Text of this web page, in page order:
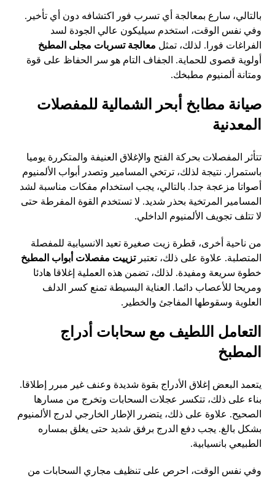
بالتالي، سارع بمعالجة أي تسرب فور اكتشافه دون أي تأخير.
وفي نفس الوقت، استخدم سيليكون عالي الجودة لسد
الفراغات فورا. لذلك، تمثل معالجة تسربات مجلى المطبخ
أولوية قصوى للحماية. الجفاف التام هو سر الحفاظ على قوة
ومتانة ألمنيوم مطبخك.
صيانة مطابخ أبحر الشمالية للمفصلات
المعدنية
تتأثر المفصلات بحركة الفتح والإغلاق العنيفة والمتكررة يوميا
باستمرار. نتيجة لذلك، ترتخي المسامير وتصدر أبواب الألمنيوم
أصواتا مزعجة جدا. بالتالي، يجب استخدام مفكات مناسبة لشد
المسامير المرتخية بحذر شديد. لا تستخدم القوة المفرطة حتى
لا تتلف تجويف الألمنيوم الداخلي.
من ناحية أخرى، قطرة زيت صغيرة تعيد الانسيابية للمفصلة
المتصلبة. علاوة على ذلك، تعتبرتزييت مفصلات أبواب المطبخ
خطوة سريعة ومفيدة. لذلك، تضمن هذه العملية إغلاقا هادئا
ومريحا للأعصاب دائما. العناية البسيطة تمنع كسر الدلف
العلوية وسقوطها المفاجئ والخطير.
التعامل اللطيف مع سحابات أدراج
المطبخ
يتعمد البعض إغلاق الأدراج بقوة شديدة وعنف غير مبرر إطلاقا.
بناء على ذلك، تتكسر عجلات السحابات وتخرج من مسارها
الصحيح. علاوة على ذلك، يتضرر الإطار الخارجي لدرج الألمنيوم
بشكل بالغ. يجب دفع الدرج برفق شديد حتى يغلق بمساره
الطبيعي بانسيابية.
وفي نفس الوقت، احرص على تنظيف مجاري السحابات من